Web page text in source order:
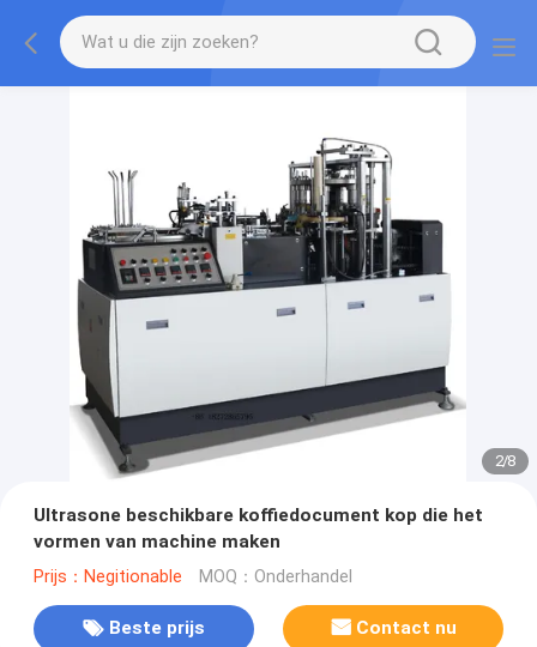
2/8
Ultrasone beschikbare koffiedocument kop die het
vormen van machine maken
Prijs：Negitionable MOQ：Onderhandel
Beste prijs Contact nu